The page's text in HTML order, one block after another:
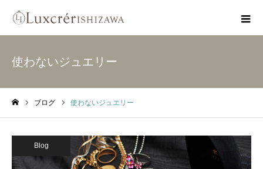
使わないジュエリー
ブログ 使わないジュエリー
Blog